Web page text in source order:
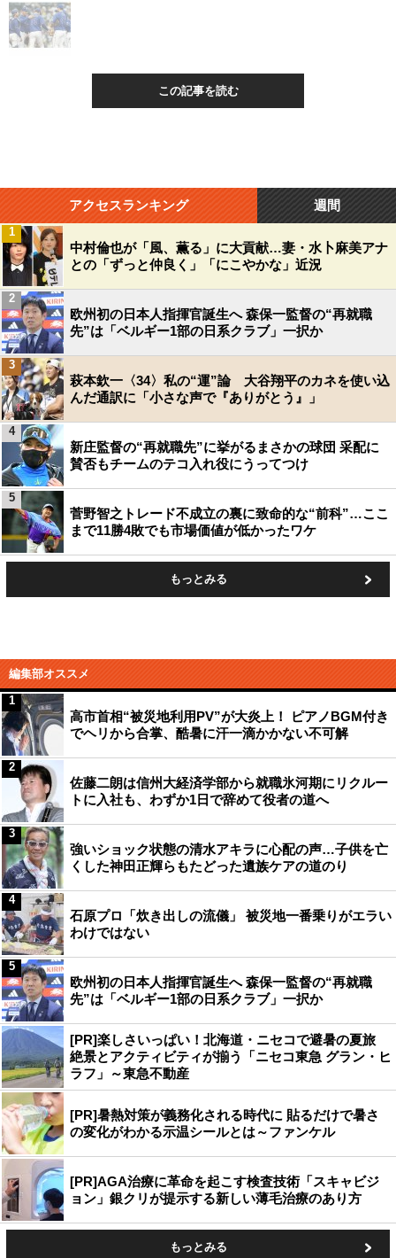
この記事を読む
アクセスランキング 週間
中村倫也が「風、薫る」に大貢献…妻・水卜麻美アナ
との「ずっと仲良く」「にこやかな」近況
1
欧州初の日本人指揮官誕生へ 森保一監督の“再就職
先”は「ベルギー1部の日系クラブ」一択か
2
萩本欽一〈34〉私の“運”論 大谷翔平のカネを使い込
んだ通訳に「小さな声で『ありがとう』」
3
新庄監督の“再就職先”に挙がるまさかの球団 采配に
賛否もチームのテコ入れ役にうってつけ
4
菅野智之トレード不成立の裏に致命的な“前科”…ここ
まで11勝4敗でも市場価値が低かったワケ
5
もっとみる
編集部オススメ
高市首相“被災地利用PV”が大炎上！ ピアノBGM付き
でヘリから合掌、酷暑に汗一滴かかない不可解
1
佐藤二朗は信州大経済学部から就職氷河期にリクルー
トに入社も、わずか1日で辞めて役者の道へ
2
強いショック状態の清水アキラに心配の声…子供を亡
くした神田正輝らもたどった遺族ケアの道のり
3
石原プロ「炊き出しの流儀」 被災地一番乗りがエラい
わけではない
4
欧州初の日本人指揮官誕生へ 森保一監督の“再就職
先”は「ベルギー1部の日系クラブ」一択か
5
[PR]楽しさいっぱい！北海道・ニセコで避暑の夏旅
絶景とアクティビティが揃う「ニセコ東急 グラン・ヒ
ラフ」～東急不動産
[PR]暑熱対策が義務化される時代に 貼るだけで暑さ
の変化がわかる示温シールとは～ファンケル
[PR]AGA治療に革命を起こす検査技術「スキャビジ
ョン」銀クリが提示する新しい薄毛治療のあり方
もっとみる